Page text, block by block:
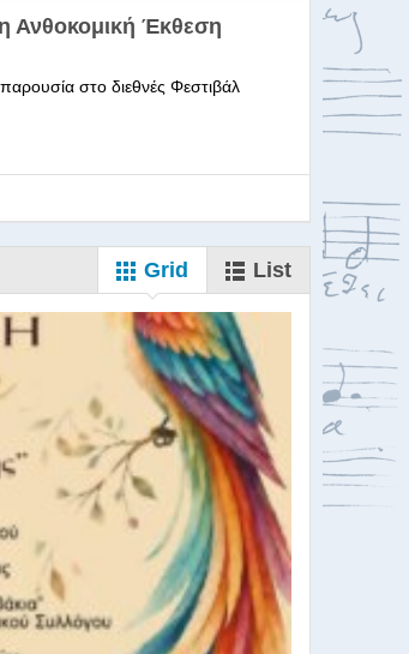
Ανθοκομική Έκθεση
στο διεθνές Φεστιβάλ
Grid List